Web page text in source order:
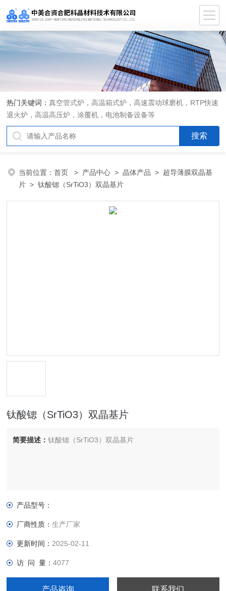
热门关键词：真空管式炉，高温箱式炉，高速震动球磨机，RTP快速
退火炉，高温高压炉，涂覆机，电池制备设备等
当前位置：首页 > 产品中心 >晶体产品 > 超导薄膜双晶基
片 > 钛酸锶（SrTiO3）双晶基片
钛酸锶（SrTiO3）双晶基片
简要描述：钛酸锶（SrTiO3）双晶基片
产品型号：
厂商性质：生产厂家
更新时间： 2025-02-11
访 问 量：4077
产品咨询 联系我们